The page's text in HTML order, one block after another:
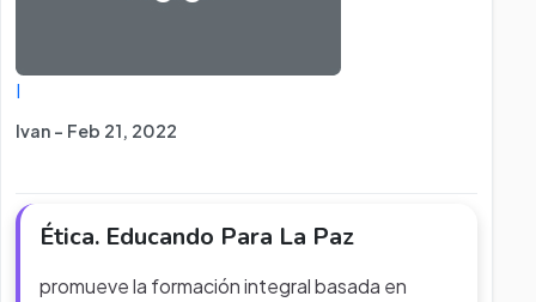
I
Ivan - Feb 21, 2022
Ética. Educando Para La Paz
promueve la formación integral basada en